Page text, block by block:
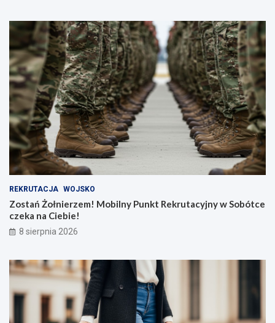
REKRUTACJA WOJSKO
Zostań Żołnierzem! Mobilny Punkt Rekrutacyjny w Sobótce
czeka na Ciebie!
8 sierpnia 2026